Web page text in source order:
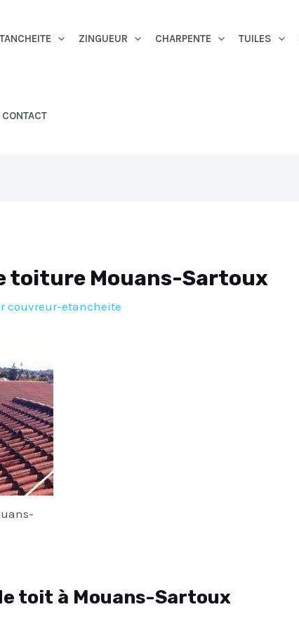
ZINGUEUR CHARPENTE TUILES
CONTACT
toiture Mouans-Sartoux
couvreur-etancheite
toit à Mouans-Sartoux